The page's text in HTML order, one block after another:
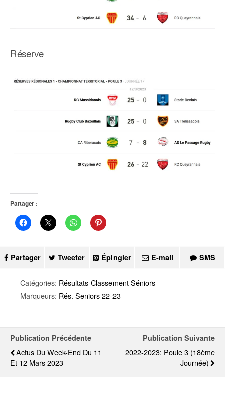
Réserve
Partager :
Partager Tweeter Épingler E-mail SMS
Catégories: Résultats-Classement Séniors
Marqueurs: Rés. Seniors 22-23
Publication Précédente
Actus Du Week-End Du 11
Et 12 Mars 2023
Publication Suivante
2022-2023: Poule 3 (18ème
Journée)